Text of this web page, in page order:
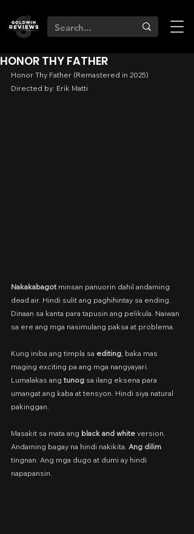
HONOR THY FATHER
Honor Thy Father (Remastered in 2025)
Directed by: Erik Matti
Nakakabagot minsan panuorin dahil andaming
dead air. Hindi sulit ang paghihintay sa ending.
Dinaan sa kanta para tapusin ang pelikula. Naiwan
sa ere ang mga nasimulang paksa at problema.
Kung iniba ang timpla sa editing, baka mas
maging exciting pa ang mga nangyayari.
Lumalakas ang tunog sa ilang eksena para
umangat ang kaba at tensyon. Hindi siya natural
pakinggan.
Masakit sa mata ang black and white version.
Andaming bagay na hindi nakikita. Ang dilim
tingnan. Ang mga dugo at dumi ay hindi
napapansin.